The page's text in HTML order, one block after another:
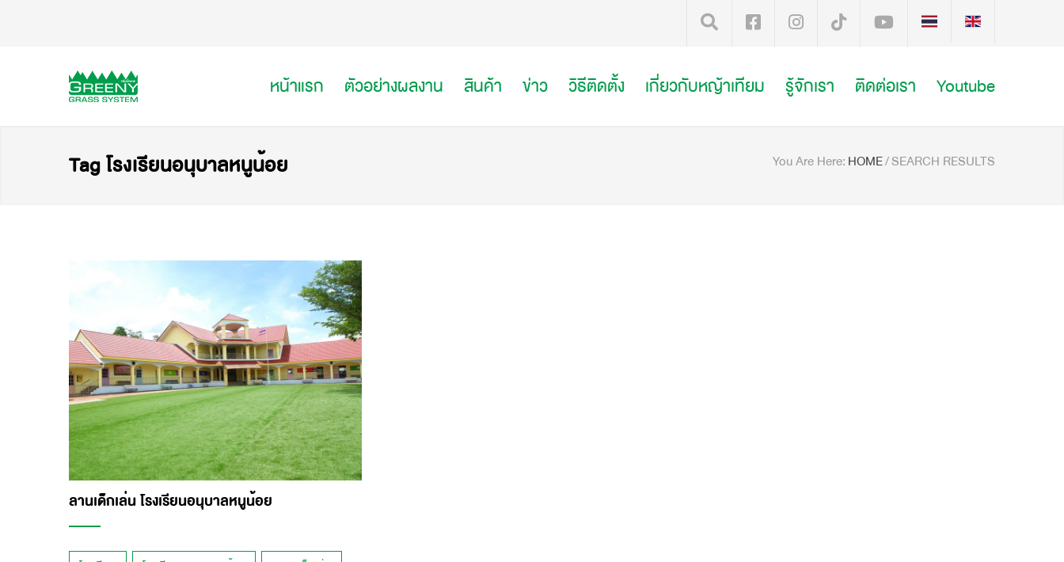
หน้าแรก ตัวอย่างผลงาน สินค้า ข่าว วิธีติดตั้ง เกี่ยวกับหญ้าเทียม รู้จักเรา ติดต่อเรา Youtube
Tag โรงเรียนอนุบาลหนูน้อย You Are Here: HOME/SEARCH RESULTS
ลานเด็กเล่น โรงเรียนอนุบาลหนูน้อย